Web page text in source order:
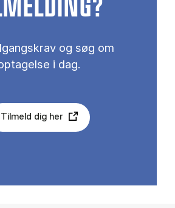
og søg om
i dag.
Tilmeld dig her